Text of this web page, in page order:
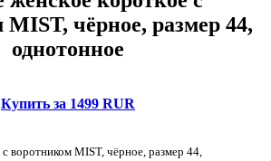
чёрное, размер 44,
однотонное
Купить за 1499 RUR
воротником MIST, чёрное, размер 44,